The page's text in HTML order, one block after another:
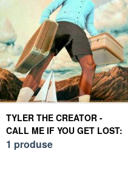
TYLER THE CREATOR -
CALL ME IF YOU GET LOST:
THE ESTATE SALE (LIMITED
1 produse